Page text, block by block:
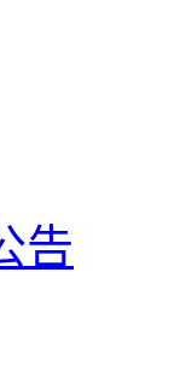
告